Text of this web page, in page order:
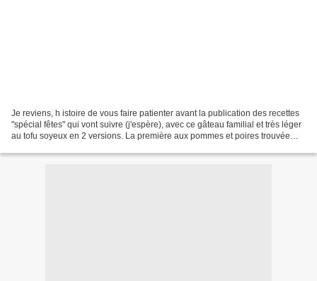
Je reviens, h istoire de vous faire patienter avant la publication des recettes
"spécial fêtes" qui vont suivre (j'espère), avec ce gâteau familial et très léger
au tofu soyeux en 2 versions. La première aux pommes et poires trouvée